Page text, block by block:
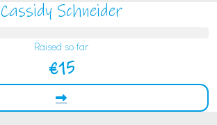
Cassidy Schneider
Raised so far
€15